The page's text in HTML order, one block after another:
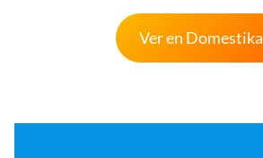
Ver en Domestika